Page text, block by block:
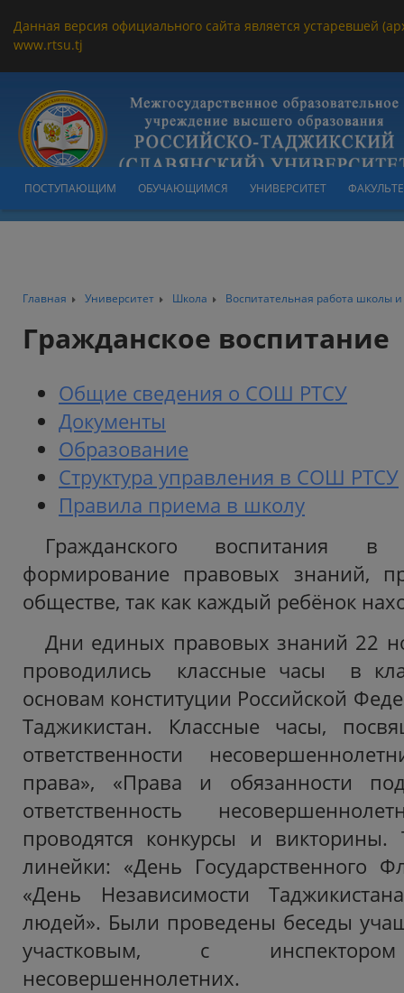
Данная версия официального сайта является устаревшей
www.rtsu.tj
ПОСТУПАЮЩИМ ОБУЧАЮЩИМСЯ УНИВЕРСИТЕТ
Главная Университет Школа Воспитательная работа школы
Гражданское воспитание
Общие сведения о СОШ РТСУ
Документы
Образование
Структура управления в СОШ РТСУ
Правила приема в школу
Гражданского воспитания
формирование правовых знаний,
обществе, так как каждый ребёнок
Дни единых правовых знаний 22
проводились классные часы в
основам конституции Российской
Таджикистан. Классные часы,
ответственности
права», «Права и обязанности
ответственность
проводятся конкурсы и викторины.
линейки: «День Государственного
«День Независимости
людей». Были проведены беседы
участковым, с
несовершеннолетних.